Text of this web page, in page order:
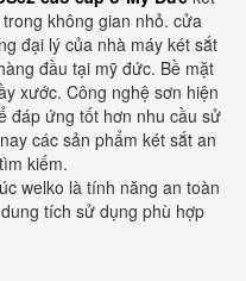
không gian nhỏ. cửa
đại lý của nhà máy két sắt
đầu tại mỹ đức. Bề mặt
xước. Công nghệ sơn hiện
đáp ứng tốt hơn nhu cầu sử
các sản phẩm két sắt an
kiếm.
welko là tính năng an toàn
tích sử dụng phù hợp